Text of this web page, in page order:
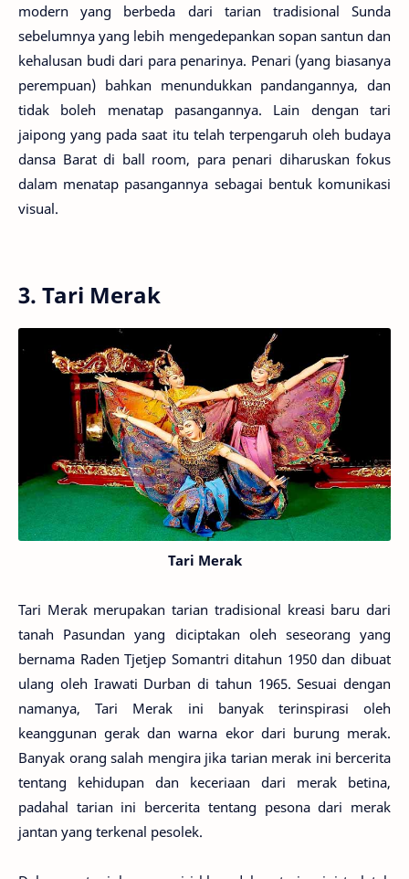
modern yang berbeda dari tarian tradisional Sunda
sebelumnya yang lebih mengedepankan sopan santun dan
kehalusan budi dari para penarinya. Penari (yang biasanya
perempuan) bahkan menundukkan pandangannya, dan
tidak boleh menatap pasangannya. Lain dengan tari
jaipong yang pada saat itu telah terpengaruh oleh budaya
dansa Barat di ball room, para penari diharuskan fokus
dalam menatap pasangannya sebagai bentuk komunikasi
visual.
3. Tari Merak
Tari Merak
Tari Merak merupakan tarian tradisional kreasi baru dari
tanah Pasundan yang diciptakan oleh seseorang yang
bernama Raden Tjetjep Somantri ditahun 1950 dan dibuat
ulang oleh Irawati Durban di tahun 1965. Sesuai dengan
namanya, Tari Merak ini banyak terinspirasi oleh
keanggunan gerak dan warna ekor dari burung merak.
Banyak orang salah mengira jika tarian merak ini bercerita
tentang kehidupan dan keceriaan dari merak betina,
padahal tarian ini bercerita tentang pesona dari merak
jantan yang terkenal pesolek.